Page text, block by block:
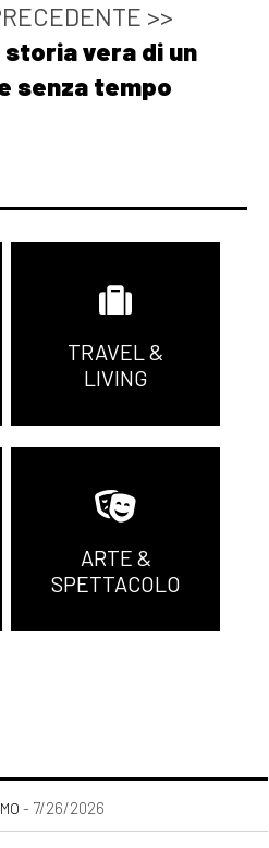
>>
storia vera di un
senza tempo
TRAVEL &
LIVING
ARTE &
SPETTACOLO
- 7/26/2026